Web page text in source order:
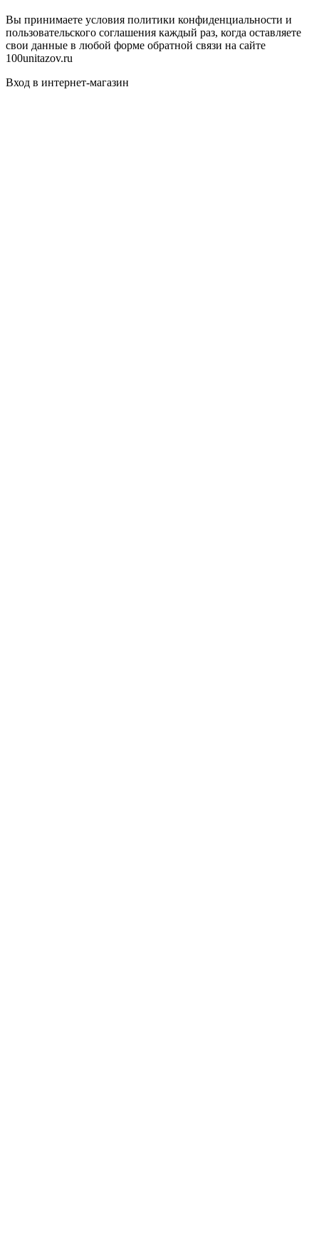
Вы принимаете условия политики конфиденциальности и
пользовательского соглашения каждый раз, когда оставляете
свои данные в любой форме обратной связи на сайте
100unitazov.ru
Вход в интернет-магазин